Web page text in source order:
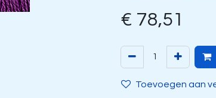
€ 78,51
Toevoegen aan